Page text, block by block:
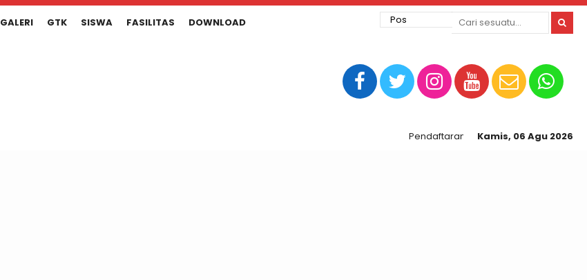
GALERI GTK SISWA FASILITAS DOWNLOAD
Kamis, 06 Agu 2026
Pendaftaran PPDB Online SMA N 1